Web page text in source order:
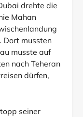
drehte die
Mahan
Dort mussten
musste auf
nach Teheran
dürfen,
seiner